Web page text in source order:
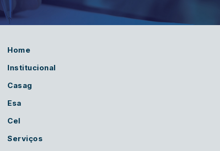
Home
Institucional
Casag
Esa
Cel
Serviços